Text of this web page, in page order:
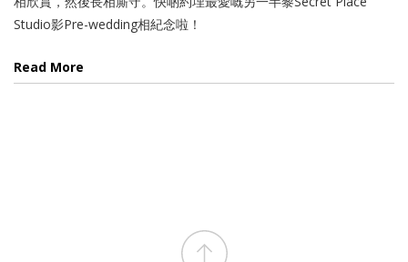
Studio影Pre-wedding相紀念啦！
Read More